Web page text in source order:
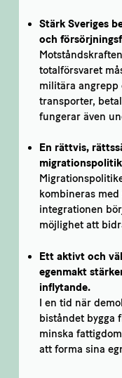
Stärk Sveriges
och
totalförsvaret
militära angrepp
transporter,
fungerar även
En rättvis,
migrationspolitik
kombineras
integrationen
möjlighet att
Ett aktivt och
egenmakt
inflytande.
I en tid när
biståndet bygga
minska
att forma sina